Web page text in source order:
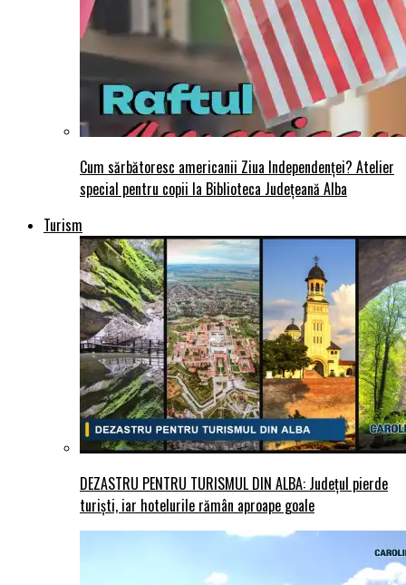
Cum sărbătoresc americanii Ziua Independenței? Atelier
special pentru copii la Biblioteca Județeană Alba
Turism
DEZASTRU PENTRU TURISMUL DIN ALBA: Județul pierde
turiști, iar hotelurile rămân aproape goale